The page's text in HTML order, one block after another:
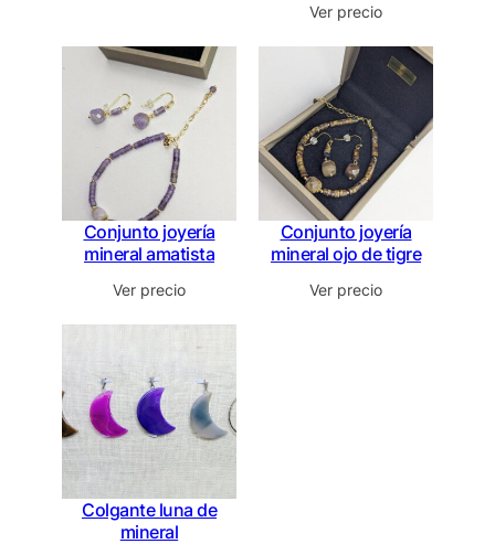
Ver precio
Conjunto joyería
mineral amatista
Ver precio
Conjunto joyería
mineral ojo de tigre
Ver precio
Colgante luna de
mineral